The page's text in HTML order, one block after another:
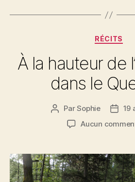
RÉCITS
À la hauteur de
dans le
Auteur
l’article
ParSophie
Date
19
Aucun